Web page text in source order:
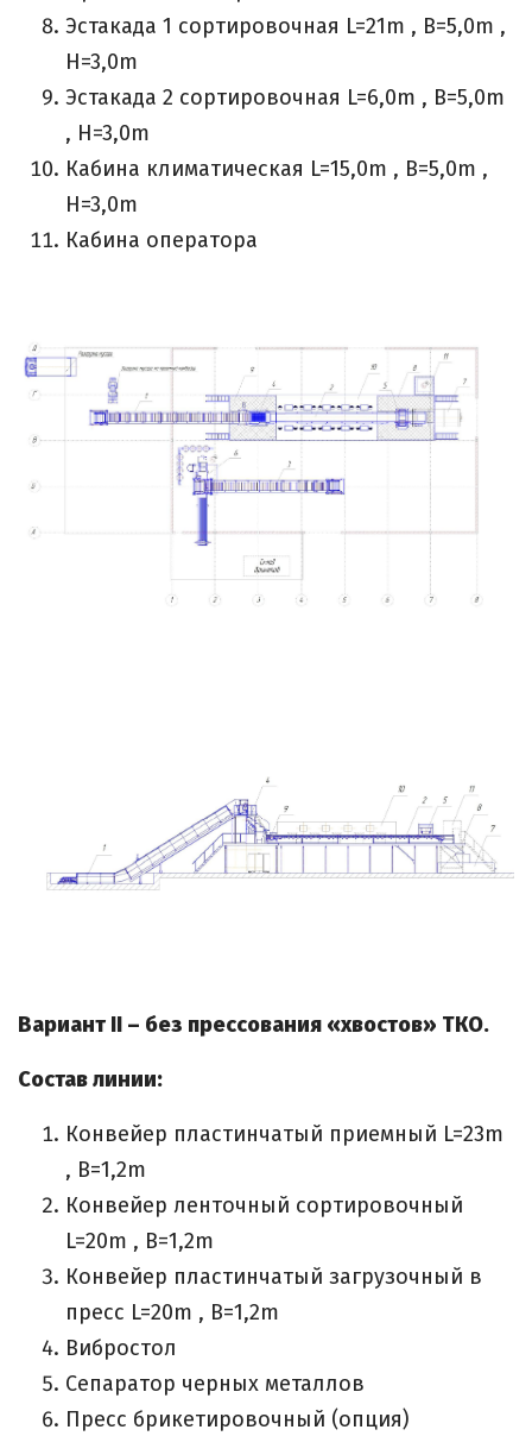
Эстакада 1 сортировочная L=21m , B=5,0m ,
H=3,0m
Эстакада 2 сортировочная L=6,0m , B=5,0m
, H=3,0m
Кабина климатическая L=15,0m , B=5,0m ,
H=3,0m
Кабина оператора
Вариант II – без прессования «хвостов» ТКО.
Состав линии:
Конвейер пластинчатый приемный L=23m
, B=1,2m
Конвейер ленточный сортировочный
L=20m , B=1,2m
Конвейер пластинчатый загрузочный в
пресс L=20m , B=1,2m
Вибростол
Сепаратор черных металлов
Пресс брикетировочный (опция)